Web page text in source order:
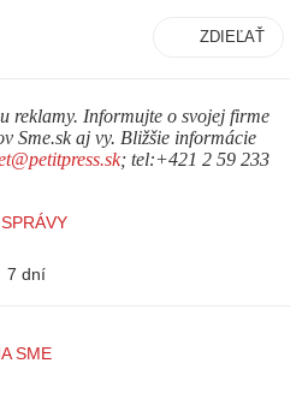
ZDIEĽAŤ
reklamy. Informujte o svojej firme
Sme.sk aj vy. Bližšie informácie
; tel:+421 2 59 233
7 dní
SME